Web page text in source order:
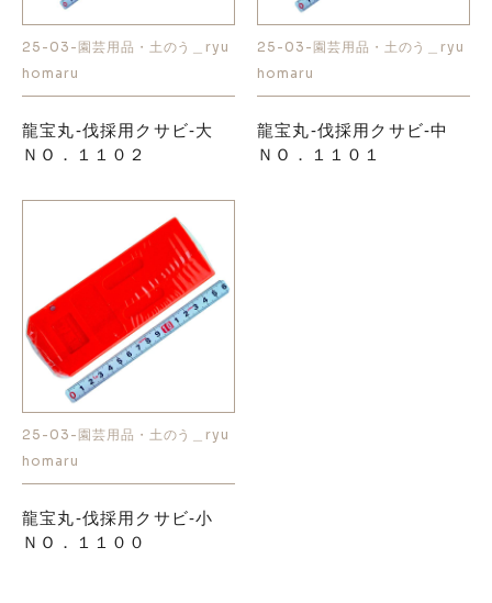
25-03-園芸用品・土のう＿ryu
homaru
龍宝丸-伐採用クサビ-大
ＮＯ．１１０２
25-03-園芸用品・土のう＿ryu
homaru
龍宝丸-伐採用クサビ-中
ＮＯ．１１０１
25-03-園芸用品・土のう＿ryu
homaru
龍宝丸-伐採用クサビ-小
ＮＯ．１１００